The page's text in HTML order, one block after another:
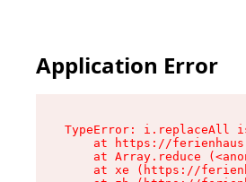
Application Error
TypeError: i.replaceAll
at https://
at Array.reduce
at xe (https://